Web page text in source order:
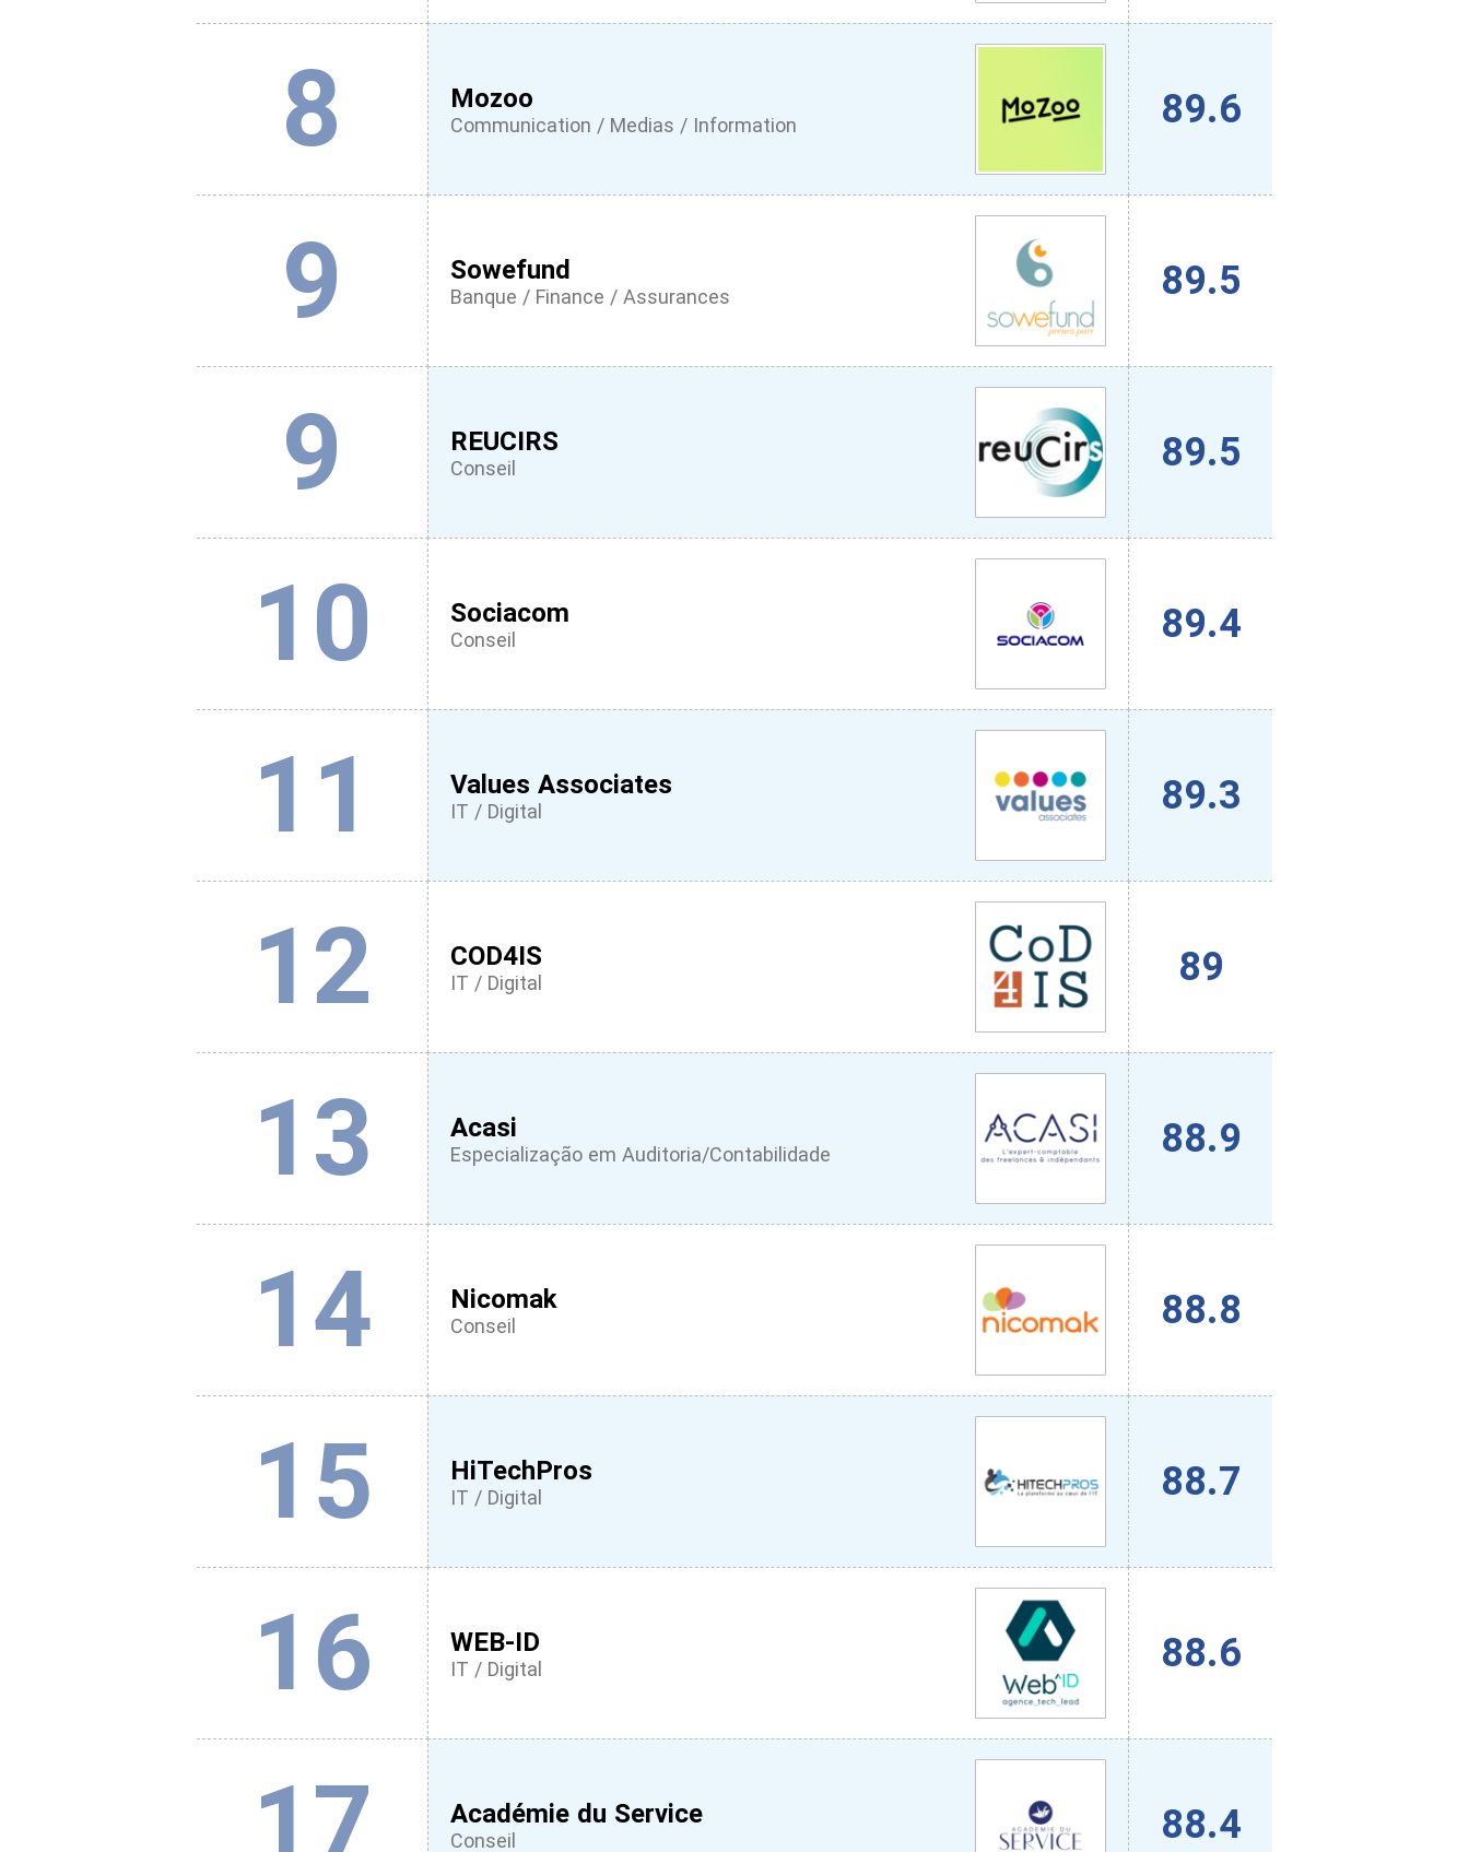
8 Mozoo
Communication / Medias / Information 89.6
9 Sowefund
Banque / Finance / Assurances 89.5
9 REUCIRS
Conseil 89.5
10 Sociacom
Conseil 89.4
11 Values Associates
IT / Digital 89.3
12 COD4IS
IT / Digital 89
13 Acasi
Especialização em Auditoria/Contabilidade 88.9
14 Nicomak
Conseil 88.8
15 HiTechPros
IT / Digital 88.7
16 WEB-ID
IT / Digital 88.6
17 Académie du Service
Conseil 88.4